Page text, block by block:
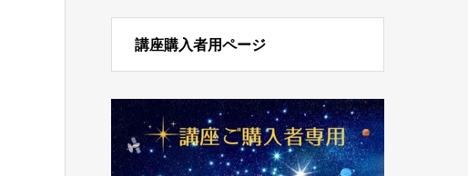
講座購入者用ページ